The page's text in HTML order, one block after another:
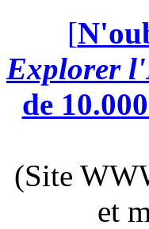
[
Explorer
de
(Site
et